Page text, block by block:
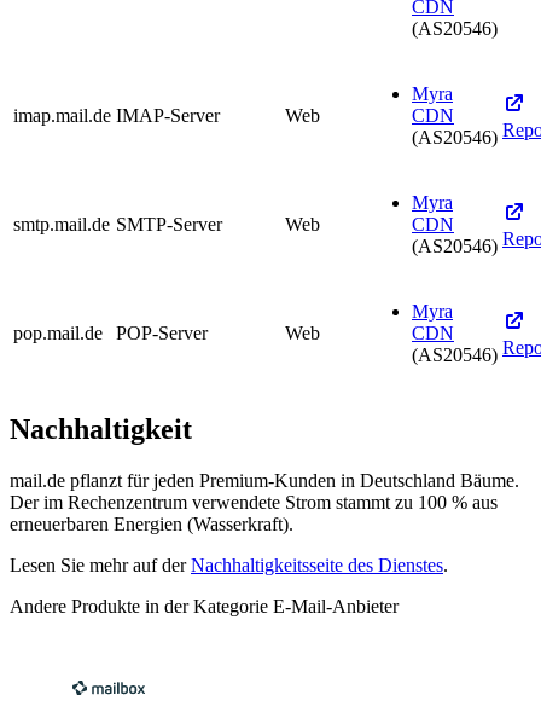
CDN
(AS20546)
imap.mail.de IMAP-Server Web
Myra
CDN
(AS20546)
smtp.mail.de SMTP-Server Web
Myra
CDN
(AS20546)
pop.mail.de POP-Server Web
Myra
CDN
(AS20546)
Nachhaltigkeit
mail.de pflanzt für jeden Premium-Kunden in Deutschland Bäume.
Der im Rechenzentrum verwendete Strom stammt zu 100 % aus
erneuerbaren Energien (Wasserkraft).
Lesen Sie mehr auf derNachhaltigkeitsseite des Dienstes.
Andere Produkte in der Kategorie E-Mail-Anbieter